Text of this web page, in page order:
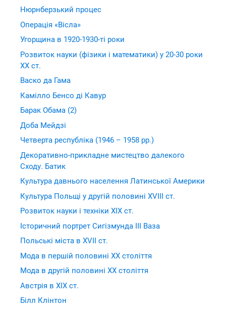
Нюрнберзький процес
Операція «Вісла»
Угорщина в 1920-1930-ті роки
Розвиток науки (фізики і математики) у 20-30 роки
ХХ ст.
Васко да Гама
Камілло Бенсо ді Кавур
Барак Обама (2)
Доба Мейдзі
Четверта республіка (1946 – 1958 рр.)
Декоративно-прикладне мистецтво далекого
Сходу. Батик
Культура давнього населення Латинської Америки
Культура Польщі у другій половині XVIII ст.
Розвиток науки і техніки XIX ст.
Історичний портрет Сигізмунда ІІІ Ваза
Польські міста в XVII ст.
Мода в першій половині XX століття
Мода в другій половині XX століття
Австрія в XIX ст.
Білл Клінтон